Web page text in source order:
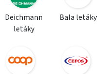
Deichmann
letáky
Bala letáky